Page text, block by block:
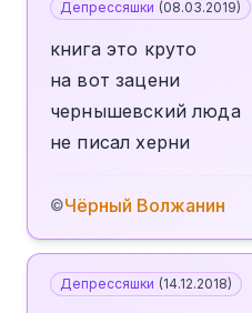
Депрессяшки (08.03.2019)
книга это круто
на вот зацени
чернышевский люда
не писал херни
©Чёрный Волжанин
Депрессяшки (14.12.2018)